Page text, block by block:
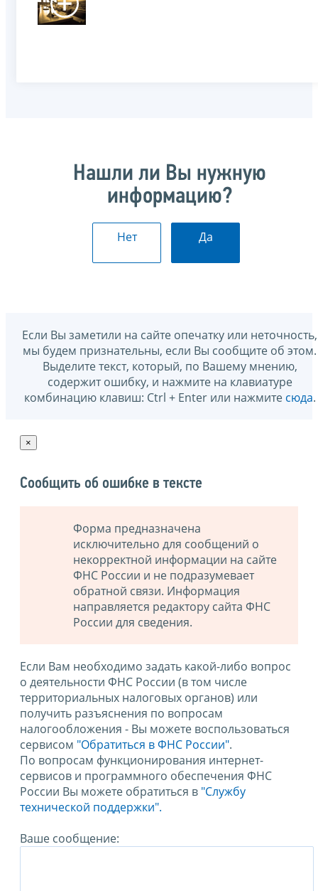
Нашли ли Вы нужную
информацию?
Нет Да
Если Вы заметили на сайте опечатку или неточность,
мы будем признательны, если Вы сообщите об этом.
Выделите текст, который, по Вашему мнению,
содержит ошибку, и нажмите на клавиатуре
комбинацию клавиш: Ctrl + Enter или нажмите сюда.
×
Сообщить об ошибке в тексте
Форма предназначена
исключительно для сообщений о
некорректной информации на сайте
ФНС России и не подразумевает
обратной связи. Информация
направляется редактору сайта ФНС
России для сведения.
Если Вам необходимо задать какой-либо вопрос
о деятельности ФНС России (в том числе
территориальных налоговых органов) или
получить разъяснения по вопросам
налогообложения - Вы можете воспользоваться
сервисом "Обратиться в ФНС России".
По вопросам функционирования интернет-
сервисов и программного обеспечения ФНС
России Вы можете обратиться в "Службу
технической поддержки".
Ваше сообщение: